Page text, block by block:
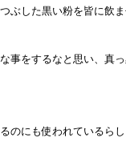
ぶした黒い粉を皆に飲ま
事をするなと思い、真
のにも使われているら